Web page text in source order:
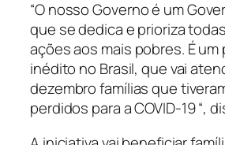
“O nosso Governo é um
que se dedica e prioriza
ações aos mais pobres. É um
inédito no Brasil, que vai
dezembro famílias que
perdidos para a COVID-19 “,